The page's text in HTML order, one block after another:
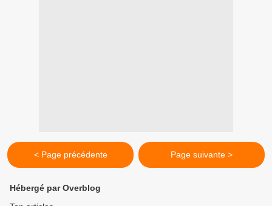
< Page précédente Page suivante >
Hébergé par Overblog